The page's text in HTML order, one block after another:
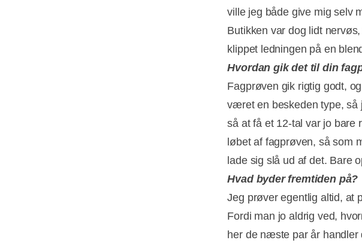
ville jeg både give mig selv
Butikken var dog lidt
klippet ledningen på en
Hvordan gik det til din
Fagprøven gik rigtig godt,
været en beskeden type, så
så at få et 12-tal var jo bare
løbet af fagprøven, så som
lade sig slå ud af det. Bare
Hvad byder fremtiden på?
Jeg prøver egentlig altid, at
Fordi man jo aldrig ved,
her de næste par år handler